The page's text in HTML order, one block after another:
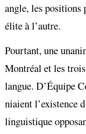
angle, les positions
élite à l’autre.
Pourtant, une
Montréal et les
langue. D’Équipe
niaient l’existence
linguistique